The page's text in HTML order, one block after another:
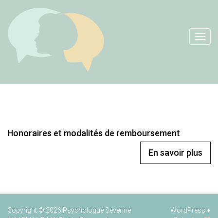
content
Menu
Honoraires et modalités de remboursement
En savoir plus
Copyright © 2026 Psychologue Séverine
WordPress +